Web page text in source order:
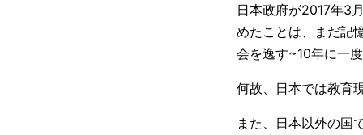
日本政府が2017年3
めたことは、まだ記
会を逸す~10年に一
何故、日本では教育
また、日本以外の国